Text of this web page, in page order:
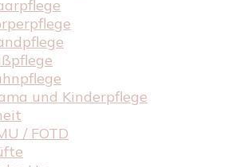
und Kinderpflege
/ FOTD